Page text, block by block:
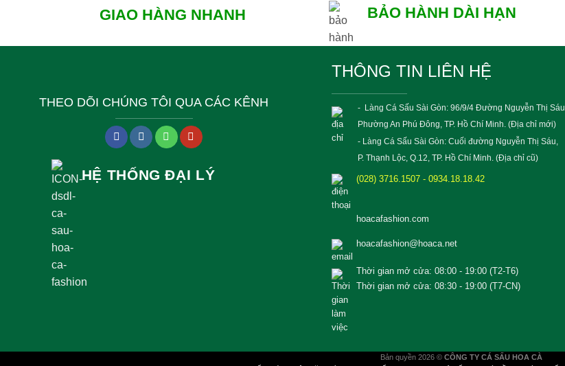
GIAO HÀNG NHANH BẢO HÀNH DÀI HẠN
THEO DÕI CHÚNG TÔI QUA CÁC KÊNH
HỆ THỐNG ĐẠI LÝ
THÔNG TIN LIÊN HỆ
- Làng Cá Sấu Sài Gòn: 96/9/4 Đường Nguyễn Thị Sáu,
Phường An Phú Đông, TP. Hồ Chí Minh. (Địa chỉ mới)
- Làng Cá Sấu Sài Gòn: Cuối đường Nguyễn Thị Sáu,
P. Thạnh Lộc, Q.12, TP. Hồ Chí Minh. (Địa chỉ cũ)
(028) 3716.1507 - 0934.18.18.42
hoacafashion.com
hoacafashion@hoaca.net
Thời gian mở cửa: 08:00 - 19:00 (T2-T6)
Thời gian mở cửa: 08:30 - 19:00 (T7-CN)
Bản quyền 2026 © CÔNG TY CÁ SẤU HOA CÀ